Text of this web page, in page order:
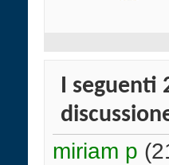
I seguenti
miriam p